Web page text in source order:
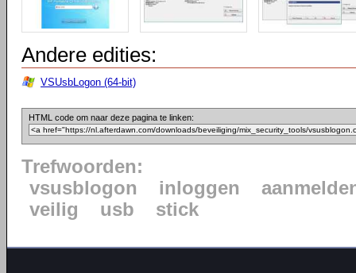
Andere edities:
VSUsbLogon (64-bit)
HTML code om naar deze pagina te linken:
Trefwoorden:
vsusblogon
inloggen
veilig
usb stick